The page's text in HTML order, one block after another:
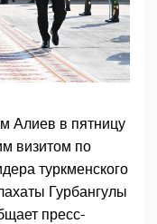
Алиев в пятницу
визитом по
туркменского
Гурбангулы
пресс-